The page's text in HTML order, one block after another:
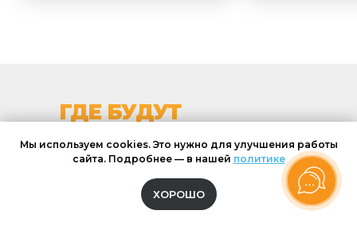
ГДЕ БУДУТ
ПРОХОДИТЬ
ЗАНЯТИЯ
Мы используем cookies. Это нужно для улучшения работы
сайта. Подробнее — в нашей политике
ХОРОШО